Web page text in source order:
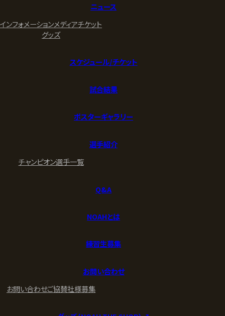
ニュース
インフォメーションメディアチケット
グッズ
スケジュール/チケット
試合結果
ポスターギャラリー
選手紹介
チャンピオン選手一覧
Q&A
NOAHとは
練習生募集
お問い合わせ
お問い合わせご協賛社様募集